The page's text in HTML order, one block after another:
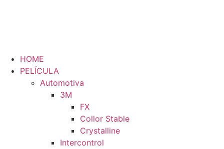
HOME
PELÍCULA
Automotiva
3M
FX
Collor Stable
Crystalline
Intercontrol